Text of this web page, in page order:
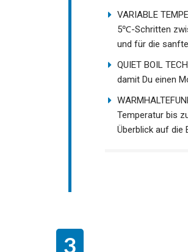
VARIABLE
5℃-Schritten
und für die
QUIET BOIL
damit Du einen
Temperatur bis
Überblick auf die